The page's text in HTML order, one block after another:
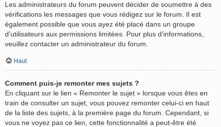
Les administrateurs du forum peuvent décider de soumettre à des
vérifications les messages que vous rédigez sur le forum. Il est
également possible que vous ayez été placé dans un groupe
d’utilisateurs aux permissions limitées. Pour plus d’informations,
veuillez contacter un administrateur du forum.
Haut
Comment puis-je remonter mes sujets ?
En cliquant sur le lien « Remonter le sujet » lorsque vous êtes en
train de consulter un sujet, vous pouvez remonter celui-ci en haut
de la liste des sujets, à la première page du forum. Cependant, si
vous ne voyez pas ce lien, cette fonctionnalité a peut-être été